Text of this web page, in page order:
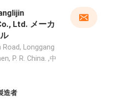
Ltd. メーカ
Road, Longgang
P. R. China. ,中
造者